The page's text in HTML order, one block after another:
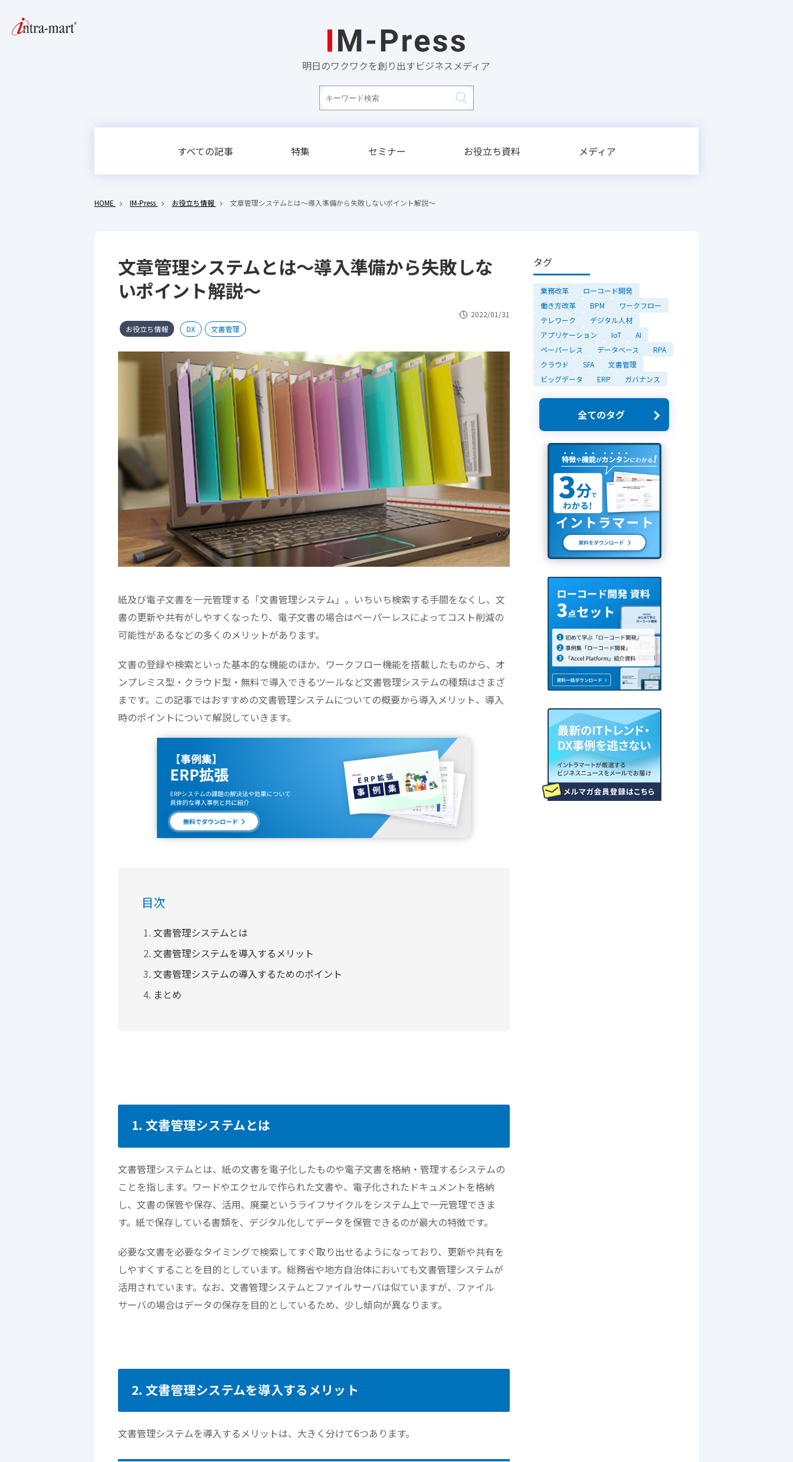
明日のワクワクを創り出すビジネスメディア
すべての記事 特集 セミナー お役立ち資料 メディア
HOME IM-Press お役立ち情報 文章管理システムとは～導入準備から失敗しないポイント解説～
文章管理システムとは～導入準備から失敗しな
いポイント解説～
2022/01/31
お役立ち情報
DX 文書管理
紙及び電子文書を一元管理する「文書管理システム」。いちいち検索する手間をなくし、文
書の更新や共有がしやすくなったり、電子文書の場合はペーパーレスによってコスト削減の
可能性があるなどの多くのメリットがあります。
文書の登録や検索といった基本的な機能のほか、ワークフロー機能を搭載したものから、オ
ンプレミス型・クラウド型・無料で導入できるツールなど文書管理システムの種類はさまざ
まです。この記事ではおすすめの文書管理システムについての概要から導入メリット、導入
時のポイントについて解説していきます。
目次
文書管理システムとは
文書管理システムを導入するメリット
文書管理システムの導入するためのポイント
まとめ
1. 文書管理システムとは
文書管理システムとは、紙の文書を電子化したものや電子文書を格納・管理するシステムの
ことを指します。ワードやエクセルで作られた文書や、電子化されたドキュメントを格納
し、文書の保管や保存、活用、廃棄というライフサイクルをシステム上で一元管理できま
す。紙で保存している書類を、デジタル化してデータを保管できるのが最大の特徴です。
必要な文書を必要なタイミングで検索してすぐ取り出せるようになっており、更新や共有を
しやすくすることを目的としています。総務省や地方自治体においても文書管理システムが
活用されています。なお、文書管理システムとファイルサーバは似ていますが、ファイル
サーバの場合はデータの保存を目的としているため、少し傾向が異なります。
2. 文書管理システムを導入するメリット
文書管理システムを導入するメリットは、大きく分けて6つあります。
タグ
業務改革
ローコード開発
働き方改革
BPM
ワークフロー
テレワーク
デジタル人材
アプリケーション
IoT
AI
ペーパーレス
データベース
RPA
クラウド
SFA
文書管理
ビッグデータ
ERP ガバナンス
全てのタグ